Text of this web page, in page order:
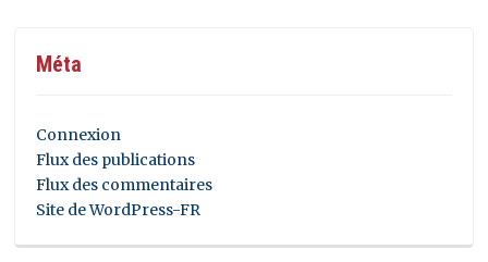
Méta
Connexion
Flux des publications
Flux des commentaires
Site de WordPress-FR